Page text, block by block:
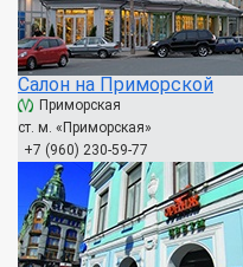
Салон на Приморской
Приморская
ст. м. «Приморская»
+7 (960) 230-59-77